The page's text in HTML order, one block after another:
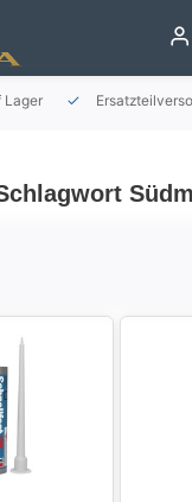
Lager